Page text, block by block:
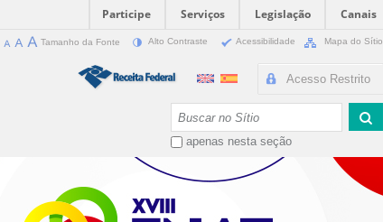
Participe Serviços Legislação
Canais
Tamanho da Fonte Alto Contraste Acessibilidade Mapa do Sítio
Acesso Restrito
apenas nesta seção